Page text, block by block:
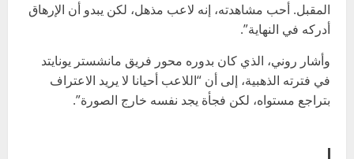
المقبل. أحب مشاهدته، إنه لاعب مذهل، لكن يبدو أن الإرهاق
أدركه في النهاية”.
وأشار روني، الذي كان بدوره محور فريق مانشستر يونايتد
في فترته الذهبية، إلى أن “اللاعب أحيانا لا يريد الاعتراف
بتراجع مستواه، لكن فجأة يجد نفسه خارج الصورة”.